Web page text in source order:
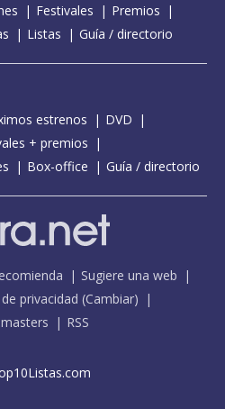
Festivales
Premios
Listas Guía / directorio
estrenos
DVD
+ premios
Box-office Guía / directorio
Sugiere una web
privacidad (Cambiar)
RSS